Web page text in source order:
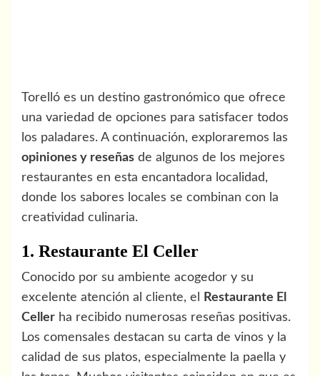
Torelló es un destino gastronómico que ofrece
una variedad de opciones para satisfacer todos
los paladares. A continuación, exploraremos las
opiniones y reseñas de algunos de los mejores
restaurantes en esta encantadora localidad,
donde los sabores locales se combinan con la
creatividad culinaria.
1. Restaurante El Celler
Conocido por su ambiente acogedor y su
excelente atención al cliente, el
Restaurante El
Celler ha recibido numerosas reseñas positivas.
Los comensales destacan su carta de vinos y la
calidad de sus platos, especialmente la paella y